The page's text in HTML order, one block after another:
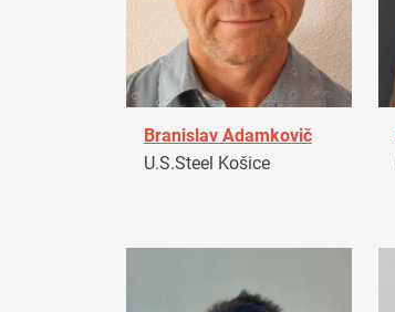
Branislav Adamkovič
U.S.Steel Košice